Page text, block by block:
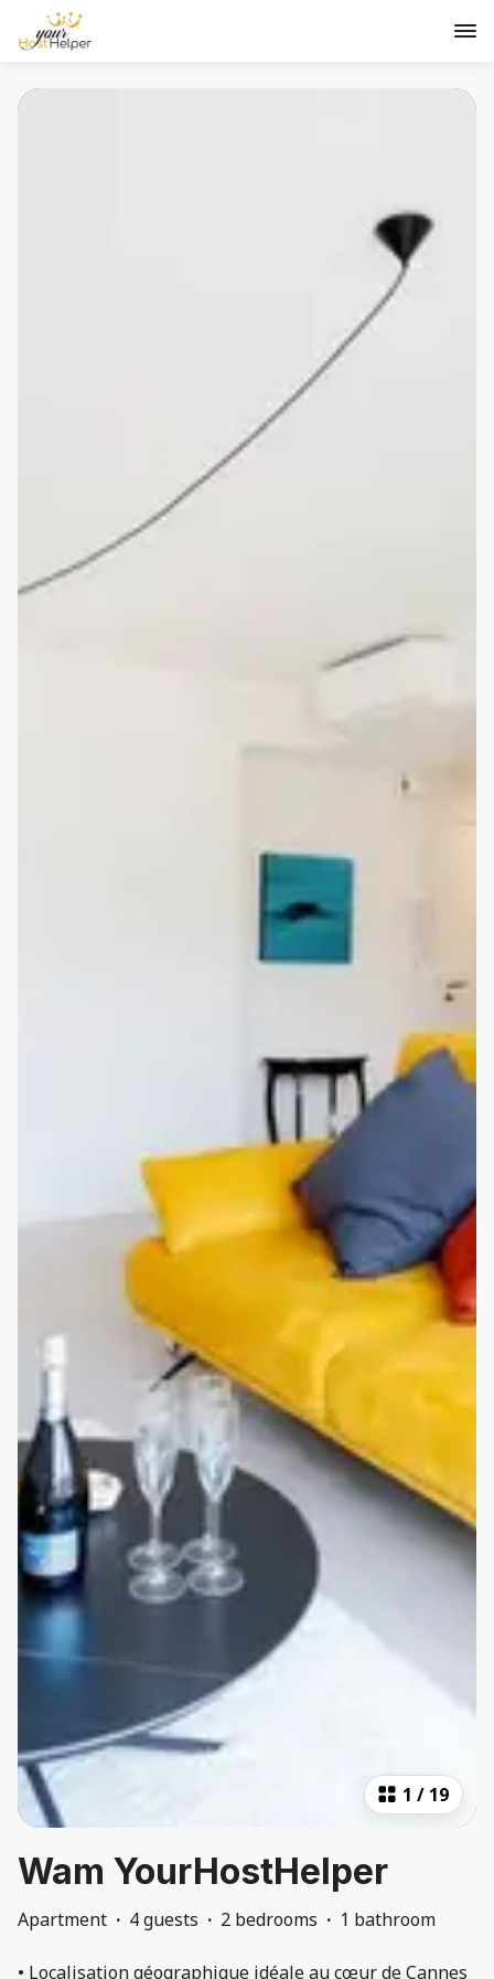
1 / 19
Wam YourHostHelper
Apartment · 4 guests · 2 bedrooms · 1 bathroom
• Localisation géographique idéale au cœur de Cannes